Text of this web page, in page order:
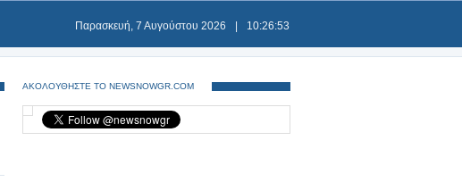
Παρασκευή, 7 Αυγούστου 2026 10:26:54
ΑΚΟΛΟΥΘΗΣΤΕ ΤΟ NEWSNOWGR.COM